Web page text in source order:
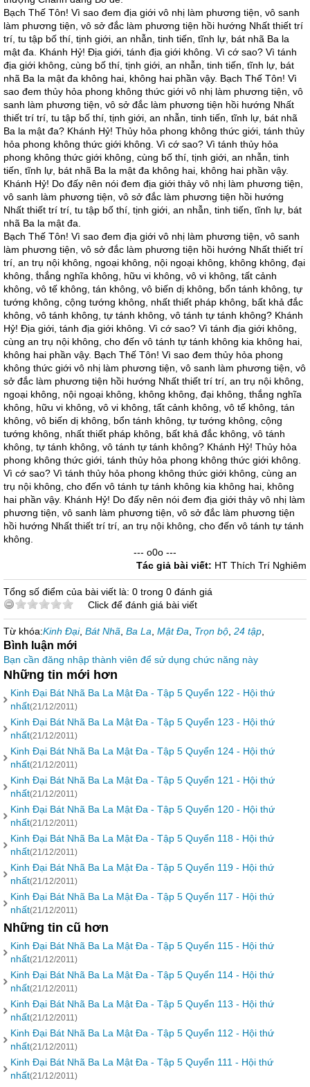
Bạch Thế Tôn! Vì sao đem địa giới vô nhị làm phương tiện, vô sanh
làm phương tiện, vô sở đắc làm phương tiện hồi hướng Nhất thiết trí
trí, tu tập bố thí, tịnh giới, an nhẫn, tinh tiến, tĩnh lự, bát nhã Ba la
mật đa. Khánh Hỷ! Địa giới, tánh địa giới không. Vì cớ sao? Vì tánh
địa giới không, cùng bố thí, tịnh giới, an nhẫn, tinh tiến, tĩnh lự, bát
nhã Ba la mật đa không hai, không hai phần vậy. Bạch Thế Tôn! Vì
sao đem thủy hỏa phong không thức giới vô nhị làm phương tiện, vô
sanh làm phương tiện, vô sở đắc làm phương tiện hồi hướng Nhất
thiết trí trí, tu tập bố thí, tịnh giới, an nhẫn, tinh tiến, tĩnh lự, bát nhã
Ba la mật đa? Khánh Hỷ! Thủy hỏa phong không thức giới, tánh thủy
hỏa phong không thức giới không. Vì cớ sao? Vì tánh thủy hỏa
phong không thức giới không, cùng bố thí, tịnh giới, an nhẫn, tinh
tiến, tĩnh lự, bát nhã Ba la mật đa không hai, không hai phần vậy.
Khánh Hỷ! Do đấy nên nói đem địa giới thảy vô nhị làm phương tiện,
vô sanh làm phương tiện, vô sở đắc làm phương tiện hồi hướng
Nhất thiết trí trí, tu tập bố thí, tịnh giới, an nhẫn, tinh tiến, tĩnh lự, bát
nhã Ba la mật đa.
Bạch Thế Tôn! Vì sao đem địa giới vô nhị làm phương tiện, vô sanh
làm phương tiện, vô sở đắc làm phương tiện hồi hướng Nhất thiết trí
trí, an trụ nội không, ngoại không, nội ngoại không, không không, đại
không, thắng nghĩa không, hữu vi không, vô vi không, tất cảnh
không, vô tế không, tán không, vô biến dị không, bổn tánh không, tự
tướng không, cộng tướng không, nhất thiết pháp không, bất khả đắc
không, vô tánh không, tự tánh không, vô tánh tự tánh không? Khánh
Hỷ! Địa giới, tánh địa giới không. Vì cớ sao? Vì tánh địa giới không,
cùng an trụ nội không, cho đến vô tánh tự tánh không kia không hai,
không hai phần vậy. Bạch Thế Tôn! Vì sao đem thủy hỏa phong
không thức giới vô nhị làm phương tiện, vô sanh làm phương tiện, vô
sở đắc làm phương tiện hồi hướng Nhất thiết trí trí, an trụ nội không,
ngoại không, nội ngoại không, không không, đại không, thắng nghĩa
không, hữu vi không, vô vi không, tất cảnh không, vô tế không, tán
không, vô biến dị không, bổn tánh không, tự tướng không, cộng
tướng không, nhất thiết pháp không, bất khả đắc không, vô tánh
không, tự tánh không, vô tánh tự tánh không? Khánh Hỷ! Thủy hỏa
phong không thức giới, tánh thủy hỏa phong không thức giới không.
Vì cớ sao? Vì tánh thủy hỏa phong không thức giới không, cùng an
trụ nội không, cho đến vô tánh tự tánh không kia không hai, không
hai phần vậy. Khánh Hỷ! Do đấy nên nói đem địa giới thảy vô nhị làm
phương tiện, vô sanh làm phương tiện, vô sở đắc làm phương tiện
hồi hướng Nhất thiết trí trí, an trụ nội không, cho đến vô tánh tự tánh
không.
--- o0o ---
Tác giả bài viết: HT Thích Trí Nghiêm
Tổng số điểm của bài viết là: 0 trong 0 đánh giá
Click để đánh giá bài viết
Từ khóa:Kinh Đại, Bát Nhã Ba La Mật Đa Trọn bộ 24 tập
Bình luận mới
Bạn cần đăng nhập thành viên để sử dụng chức năng này
Những tin mới hơn
Kinh Đại Bát Nhã Ba La Mật Đa - Tập 5 Quyển 122 - Hội thứ
nhất(21/12/2011)
Kinh Đại Bát Nhã Ba La Mật Đa - Tập 5 Quyển 123 - Hội thứ
nhất(21/12/2011)
Kinh Đại Bát Nhã Ba La Mật Đa - Tập 5 Quyển 124 - Hội thứ
nhất(21/12/2011)
Kinh Đại Bát Nhã Ba La Mật Đa - Tập 5 Quyển 121 - Hội thứ
nhất(21/12/2011)
Kinh Đại Bát Nhã Ba La Mật Đa - Tập 5 Quyển 120 - Hội thứ
nhất(21/12/2011)
Kinh Đại Bát Nhã Ba La Mật Đa - Tập 5 Quyển 118 - Hội thứ
nhất(21/12/2011)
Kinh Đại Bát Nhã Ba La Mật Đa - Tập 5 Quyển 119 - Hội thứ
nhất(21/12/2011)
Kinh Đại Bát Nhã Ba La Mật Đa - Tập 5 Quyển 117 - Hội thứ
nhất(21/12/2011)
Những tin cũ hơn
Kinh Đại Bát Nhã Ba La Mật Đa - Tập 5 Quyển 115 - Hội thứ
nhất(21/12/2011)
Kinh Đại Bát Nhã Ba La Mật Đa - Tập 5 Quyển 114 - Hội thứ
nhất(21/12/2011)
Kinh Đại Bát Nhã Ba La Mật Đa - Tập 5 Quyển 113 - Hội thứ
nhất(21/12/2011)
Kinh Đại Bát Nhã Ba La Mật Đa - Tập 5 Quyển 112 - Hội thứ
nhất(21/12/2011)
Kinh Đại Bát Nhã Ba La Mật Đa - Tập 5 Quyển 111 - Hội thứ
nhất(21/12/2011)